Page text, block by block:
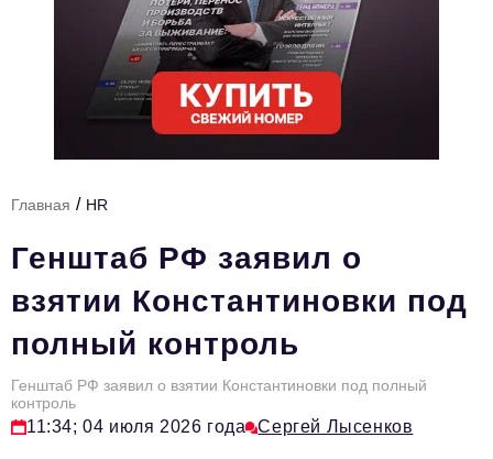
Регулирование
Премия "Тульский Бизнес"
История тульского предпринимательства
Тема номера
HR
Персона номера
Инфраструктура развития
Технологии и тренды
Главная / HR
Генштаб РФ заявил о
взятии Константиновки под
полный контроль
Генштаб РФ заявил о взятии Константиновки под полный
контроль
11:34; 04 июля 2026 года Сергей Лысенков